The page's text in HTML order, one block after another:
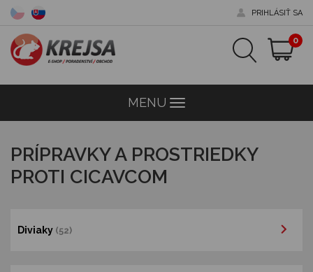
PRIHLÁSIŤ SA
0
MENU Menu
PRÍPRAVKY A PROSTRIEDKY
PROTI CICAVCOM
Diviaky (52)